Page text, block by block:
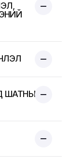
ШАТНЫ